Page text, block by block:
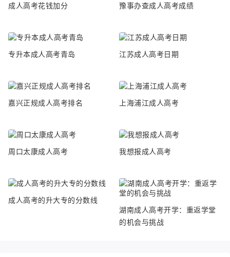
成人高考花钱加分 豫事办查成人高考成绩
专升本成人高考青岛 江苏成人高考日期
嘉兴正规成人高考排名 上海浦江成人高考
周口太康成人高考 我想报成人高考
成人高考的升大专的分数线
湖南成人高考开学：重返学堂
的机会与挑战